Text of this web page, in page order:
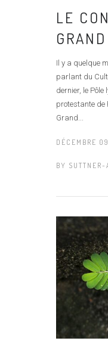
LE
Il y a quelque
parlant du
dernier, le
protestante de
Grand...
DÉCEMBRE
BY SUTTNER-